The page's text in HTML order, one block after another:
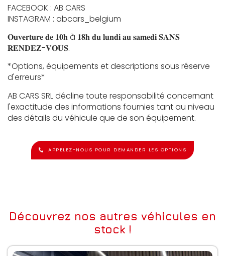
FACEBOOK : AB CARS
INSTAGRAM : abcars_belgium
𝐎𝐮𝐯𝐞𝐫𝐭𝐮𝐫𝐞 𝐝𝐞 𝟏𝟎𝐡 à 𝟏𝟖𝐡 𝐝𝐮 𝐥𝐮𝐧𝐝𝐢 𝐚𝐮 𝐬𝐚𝐦𝐞𝐝𝐢 𝐒𝐀𝐍𝐒
𝐑𝐄𝐍𝐃𝐄𝐙-𝐕𝐎𝐔𝐒.
*Options, équipements et descriptions sous réserve
d'erreurs*
AB CARS SRL décline toute responsabilité concernant
l'exactitude des informations fournies tant au niveau
des détails du véhicule que de son équipement.
APPELEZ-NOUS POUR DEMANDER LES OPTIONS
Découvrez nos autres véhicules en
stock !